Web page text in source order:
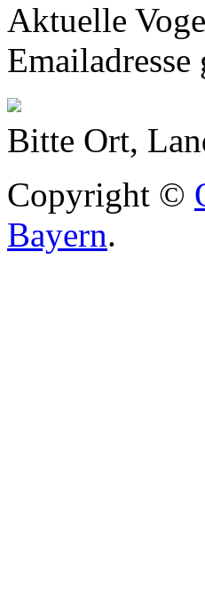
Aktuelle
Bitte Ort,
Copyright ©
Bayern.